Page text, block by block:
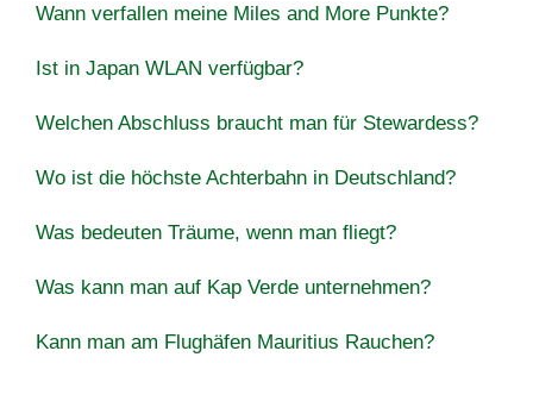
Wann verfallen meine Miles and More Punkte?
Ist in Japan WLAN verfügbar?
Welchen Abschluss braucht man für Stewardess?
Wo ist die höchste Achterbahn in Deutschland?
Was bedeuten Träume, wenn man fliegt?
Was kann man auf Kap Verde unternehmen?
Kann man am Flughäfen Mauritius Rauchen?